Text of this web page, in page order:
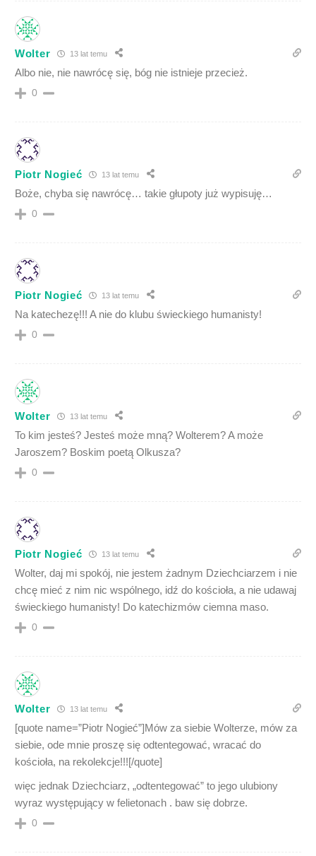
Wolter 13 lat temu
Albo nie, nie nawrócę się, bóg nie istnieje przecież.
0
Piotr Nogieć 13 lat temu
Boże, chyba się nawrócę… takie głupoty już wypisuję…
0
Piotr Nogieć 13 lat temu
Na katechezę!!! A nie do klubu świeckiego humanisty!
0
Wolter 13 lat temu
To kim jesteś? Jesteś może mną? Wolterem? A może
Jaroszem? Boskim poetą Olkusza?
0
Piotr Nogieć 13 lat temu
Wolter, daj mi spokój, nie jestem żadnym Dziechciarzem i nie
chcę mieć z nim nic wspólnego, idź do kościoła, a nie udawaj
świeckiego humanisty! Do katechizmów ciemna maso.
0
Wolter 13 lat temu
[quote name=”Piotr Nogieć”]Mów za siebie Wolterze, mów za
siebie, ode mnie proszę się odtentegować, wracać do
kościoła, na rekolekcje!!![/quote]
więc jednak Dziechciarz, „odtentegować” to jego ulubiony
wyraz występujący w felietonach . baw się dobrze.
0